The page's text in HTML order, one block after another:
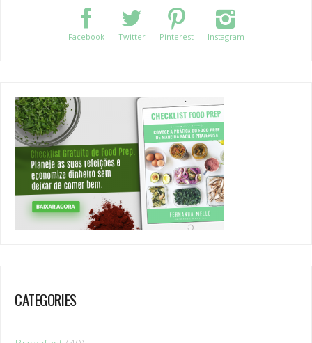
Facebook Twitter Pinterest Instagram